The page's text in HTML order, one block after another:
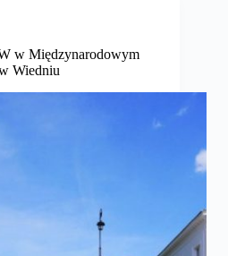
w Międzynarodowym
Wiedniu